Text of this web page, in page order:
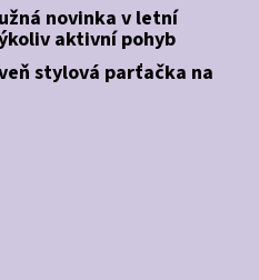
novinka v letní
aktivní pohyb
stylová parťačka na